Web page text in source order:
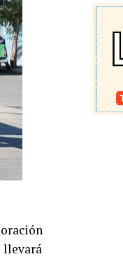
llevará